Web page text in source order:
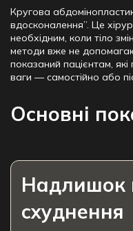
Кругова
вдосконалення”. Це
необхідним, коли тіло
методи вже не
показаний пацієнтам,
ваги — самостійно або
Основні
Надлишок
схуднення